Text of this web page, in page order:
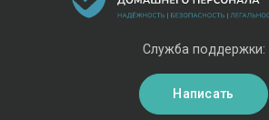
Служба поддержки:
Написать